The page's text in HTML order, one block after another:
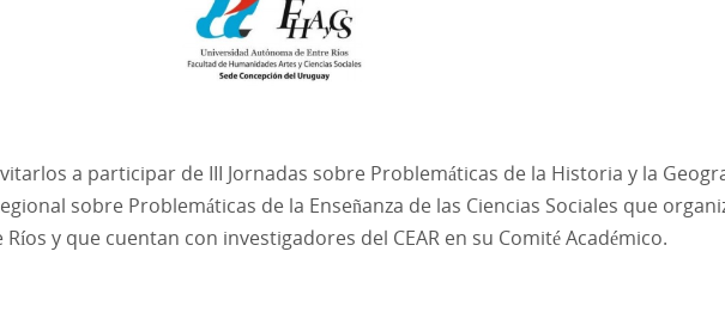
a participar de III Jornadas sobre Problemáticas de la Historia y la
sobre Problemáticas de la Enseñanza de las Ciencias Sociales que
y que cuentan con investigadores del CEAR en su Comité Académico.